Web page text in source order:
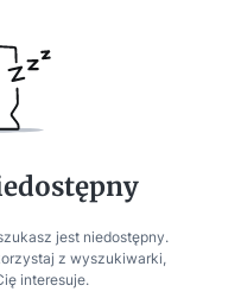
jest niedostępny.
z wyszukiwarki,
interesuje.